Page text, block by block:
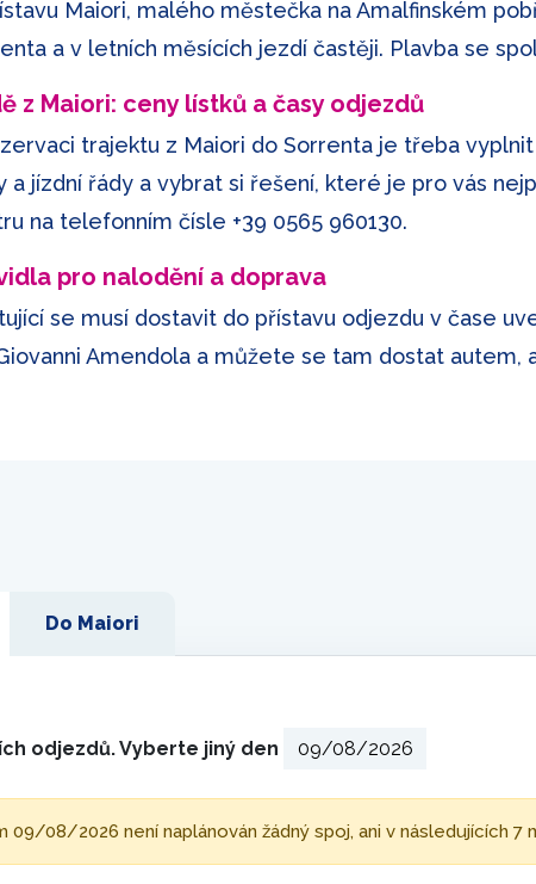
Maiori, malého městečka na Amalfinském
a v letních měsících jezdí častěji. Plavba se
z Maiori: ceny lístků a časy odjezdů
trajektu z Maiori do Sorrenta je třeba
a jízdní řády a vybrat si řešení, které je pro vás
na telefonním čísle +39 0565 960130.
pro nalodění a doprava
se musí dostavit do přístavu odjezdu v čase
Amendola a můžete se tam dostat autem,
Do Maiori
odjezdů. Vyberte jiný den
09/08/2026 není naplánován žádný spoj, ani v následujících 7